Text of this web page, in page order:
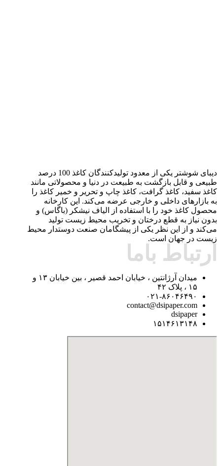
دیبای شوشتر یکی از معدود تولیدکنندگان کاغذ 100 درصد
طبیعی و قابل بازگشت به طبیعت در دنیا و محصولاتی مانند
کاغذ سفید، کاغذ گرافت، کاغذ چاپ و تحریر و خمیر کاغذ را
به بازارهای داخلی و خارجی عرضه می‌کند. این کارخانه
محصول کاغذ خود را با استفاده از الیاف نیشکر (باگاس) و
بدون نیاز به قطع درختان و تخریب محیط زیست تولید
می‌کند و از این نظر یکی از پیشگامان صنعت دوستدار محیط
زیست در جهان است.
ارتباط باما
میدان آرژانتین ، خیابان احمد قصیر ، بین خیابان ۱۳ و
۱۵ ، پلاک ۴۲
۰۲۱-۸۶۰۴۶۴۹۰
contact@dsipaper.com
dsipaper
۱۵۱۴۶۱۳۱۴۸